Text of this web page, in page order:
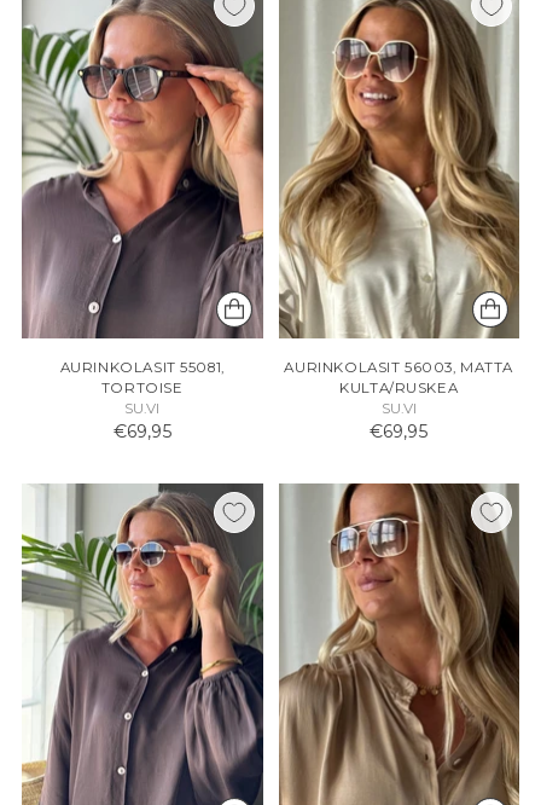
AURINKOLASIT 55081,
TORTOISE
SU.VI
€69,95
AURINKOLASIT 56003, MATTA
KULTA/RUSKEA
SU.VI
€69,95